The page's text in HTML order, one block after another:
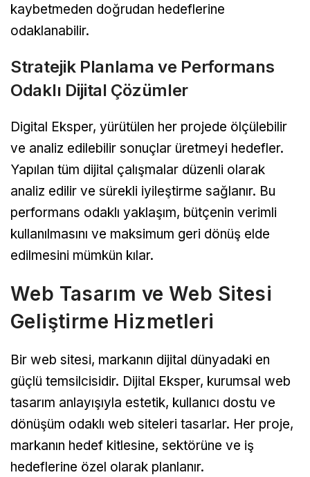
kaybetmeden doğrudan hedeflerine
odaklanabilir.
Stratejik Planlama ve Performans
Odaklı Dijital Çözümler
Digital Eksper, yürütülen her projede ölçülebilir
ve analiz edilebilir sonuçlar üretmeyi hedefler.
Yapılan tüm dijital çalışmalar düzenli olarak
analiz edilir ve sürekli iyileştirme sağlanır. Bu
performans odaklı yaklaşım, bütçenin verimli
kullanılmasını ve maksimum geri dönüş elde
edilmesini mümkün kılar.
Web Tasarım ve Web Sitesi
Geliştirme Hizmetleri
Bir web sitesi, markanın dijital dünyadaki en
güçlü temsilcisidir. Dijital Eksper, kurumsal web
tasarım anlayışıyla estetik, kullanıcı dostu ve
dönüşüm odaklı web siteleri tasarlar. Her proje,
markanın hedef kitlesine, sektörüne ve iş
hedeflerine özel olarak planlanır.